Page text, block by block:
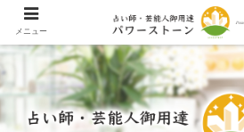
メニュー